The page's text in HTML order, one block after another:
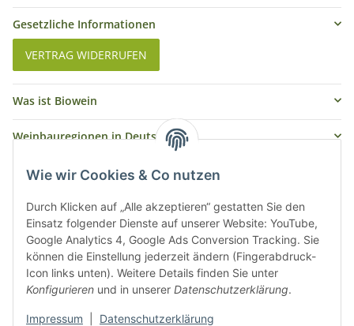
Wie wir Cookies & Co nutzen
Durch Klicken auf „Alle akzeptieren“ gestatten Sie den
Einsatz folgender Dienste auf unserer Website: YouTube,
Google Analytics 4, Google Ads Conversion Tracking. Sie
können die Einstellung jederzeit ändern (Fingerabdruck-
Icon links unten). Weitere Details finden Sie unter
Konfigurieren und in unserer Datenschutzerklärung.
Impressum Datenschutzerklärung
Gesetzliche Informationen
VERTRAG WIDERRUFEN
Was ist Biowein
Weinbauregionen in Deutschland
Weinbauregionen und Weinbaugebiete in Österreich
Weiße Rebsorten
Rote Rebsorten